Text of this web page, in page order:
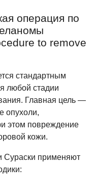
операция по
to remove
стандартным
любой стадии
Главная цель —
опухоли,
этом повреждение
кожи.
Сураски применяют